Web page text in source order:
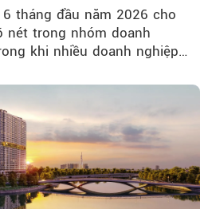
tháng đầu năm 2026 cho
nét trong nhóm doanh
khi nhiều doanh nghiệp